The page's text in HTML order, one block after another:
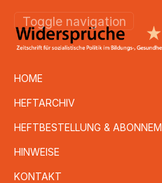
Toggle navigation
HOME
HEFTARCHIV
HEFTBESTELLUNG &
HINWEISE
KONTAKT